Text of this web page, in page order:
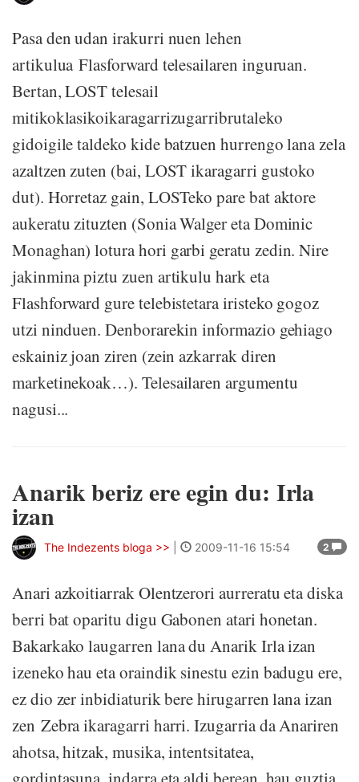
Pasa den udan irakurri nuen lehen
artikulua Flasforward telesailaren inguruan.
Bertan, LOST telesail
mitikoklasikoikaragarrizugarribrutaleko
gidoigile taldeko kide batzuen hurrengo lana zela
azaltzen zuten (bai, LOST ikaragarri gustoko
dut). Horretaz gain, LOSTeko pare bat aktore
aukeratu zituzten (Sonia Walger eta Dominic
Monaghan) lotura hori garbi geratu zedin. Nire
jakinmina piztu zuen artikulu hark eta
Flashforward gure telebistetara iristeko gogoz
utzi ninduen. Denborarekin informazio gehiago
eskainiz joan ziren (zein azkarrak diren
marketinekoak…). Telesailaren argumentu
nagusi...
Anarik beriz ere egin du: Irla
izan
2
The Indezents bloga >> 2009-11-16 15:54
Anari azkoitiarrak Olentzerori aurreratu eta diska
berri bat oparitu digu Gabonen atari honetan.
Bakarkako laugarren lana du Anarik Irla izan
izeneko hau eta oraindik sinestu ezin badugu ere,
ez dio zer inbidiaturik bere hirugarren lana izan
zen Zebra ikaragarri harri. Izugarria da Anariren
ahotsa, hitzak, musika, intentsitatea,